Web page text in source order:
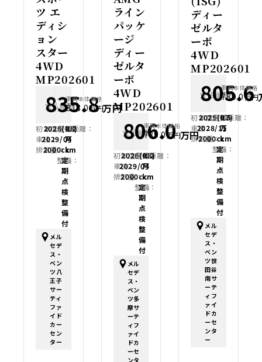
ツ エ
ディシ
ョン
スター
4WD
MP202601
支払総額
835.8 万円
車両本体価格
818.0万円
初年度登録：
2026(R8)
車検：
2029/04
排気量：
2000cc
走行距離：
0.2
万
km
整備：
定
期
点
検
整
備
付
メル
セデ
ス・
ベン
ツ八
王子
サー
ティ
ファ
イド
カー
セン
ター
ライン
パッケ
ージ
ディー
ゼルタ
ーボ
4WD
MP202601
支払総額
806.0 万円
車両本体価格
789.0万円
初年度登録：
2026(R8)
車検：
2029/04
排気量：
2000cc
走行距離：
0.2
万
km
整備：
定
期
点
検
整
備
付
メル
セデ
ス・
ベン
ツ多
摩サ
ーテ
ィフ
ァイ
ドカ
ーセ
ンタ
ディー
ゼルタ
ーボ
4WD
MP202601
支払総額
805.6
車両本体価格
789.0万円
初年度登録：
2025(R7)
車検：
2028/11
排気量：
2000cc
走行距離：
0.5
万
km
整備：
定
期
点
検
整
備
付
メル
セデ
ス・
ベン
ツ世
田谷
南サ
ーテ
ィフ
ァイ
ドカ
ーセ
ンタ
ー